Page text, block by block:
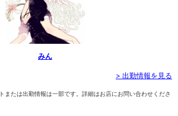
みん
> 出勤情報を見る
または出勤情報は一部です。詳細はお店にお問い合わせくださ